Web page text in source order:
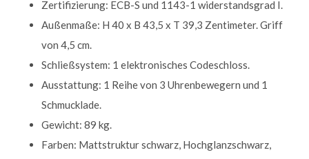
Zertifizierung: ECB-S und 1143-1 widerstandsgrad I.
Außenmaße: H 40 x B 43,5 x T 39,3 Zentimeter. Griff
von 4,5 cm.
Schließsystem: 1 elektronisches Codeschloss.
Ausstattung: 1 Reihe von 3 Uhrenbewegern und 1
Schmucklade.
Gewicht: 89 kg.
Farben: Mattstruktur schwarz, Hochglanzschwarz,